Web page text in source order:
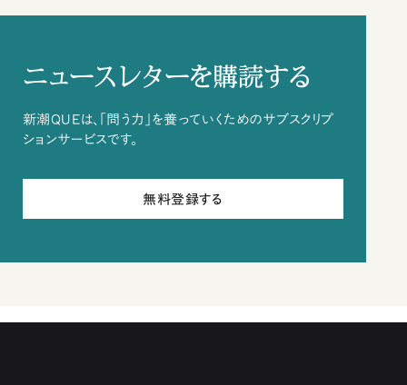
ニュースレターを購読する
新潮QUEは、「問う力」を養っていくためのサブスクリプ
ションサービスです。
無料登録する